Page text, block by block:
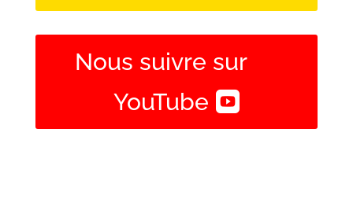
Nous suivre sur
YouTube